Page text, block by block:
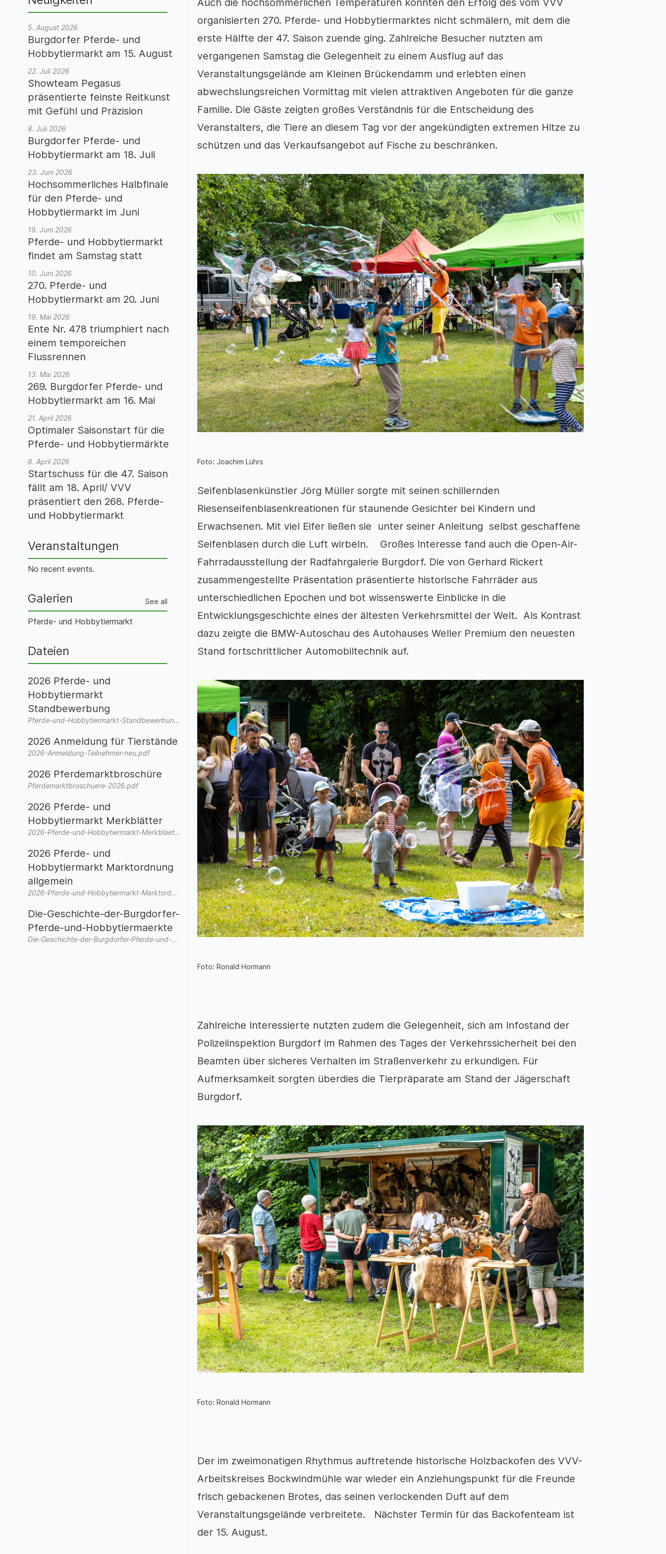
Auch die hochsommerlichen Temperaturen konnten den Erfolg des vom VVV
organisierten 270. Pferde- und Hobbytiermarktes nicht schmälern, mit dem die
erste Hälfte der 47. Saison zuende ging. Zahlreiche Besucher nutzten am
vergangenen Samstag die Gelegenheit zu einem Ausflug auf das
Veranstaltungsgelände am Kleinen Brückendamm und erlebten einen
abwechslungsreichen Vormittag mit vielen attraktiven Angeboten für die ganze
Familie. Die Gäste zeigten großes Verständnis für die Entscheidung des
Veranstalters, die Tiere an diesem Tag vor der angekündigten extremen Hitze zu
schützen und das Verkaufsangebot auf Fische zu beschränken.
Foto: Joachim Lührs
Seifenblasenkünstler Jörg Müller sorgte mit seinen schillernden
Riesenseifenblasenkreationen für staunende Gesichter bei Kindern und
Erwachsenen. Mit viel Eifer ließen sie unter seiner Anleitung selbst geschaffene
Seifenblasen durch die Luft wirbeln. Großes Interesse fand auch die Open-Air-
Fahrradausstellung der Radfahrgalerie Burgdorf. Die von Gerhard Rickert
zusammengestellte Präsentation präsentierte historische Fahrräder aus
unterschiedlichen Epochen und bot wissenswerte Einblicke in die
Entwicklungsgeschichte eines der ältesten Verkehrsmittel der Welt. Als Kontrast
dazu zeigte die BMW-Autoschau des Autohauses Weller Premium den neuesten
Stand fortschrittlicher Automobiltechnik auf.
Foto: Ronald Hormann
Zahlreiche Interessierte nutzten zudem die Gelegenheit, sich am Infostand der
Polizeiinspektion Burgdorf im Rahmen des Tages der Verkehrssicherheit bei den
Beamten über sicheres Verhalten im Straßenverkehr zu erkundigen. Für
Aufmerksamkeit sorgten überdies die Tierpräparate am Stand der Jägerschaft
Burgdorf.
Foto: Ronald Hormann
Der im zweimonatigen Rhythmus auftretende historische Holzbackofen des VVV-
Arbeitskreises Bockwindmühle war wieder ein Anziehungspunkt für die Freunde
frisch gebackenen Brotes, das seinen verlockenden Duft auf dem
Veranstaltungsgelände verbreitete. Nächster Termin für das Backofenteam ist
der 15. August.
5. August 2026
Burgdorfer Pferde- und
Hobbytiermarkt am 15. August
22. Juli 2026
Showteam Pegasus
präsentierte feinste Reitkunst
mit Gefühl und Präzision
8. Juli 2026
Burgdorfer Pferde- und
Hobbytiermarkt am 18. Juli
23. Juni 2026
Hochsommerliches Halbfinale
für den Pferde- und
Hobbytiermarkt im Juni
19. Juni 2026
Pferde- und Hobbytiermarkt
findet am Samstag statt
10. Juni 2026
270. Pferde- und
Hobbytiermarkt am 20. Juni
19. Mai 2026
Ente Nr. 478 triumphiert nach
einem temporeichen
Flussrennen
13. Mai 2026
269. Burgdorfer Pferde- und
Hobbytiermarkt am 16. Mai
21. April 2026
Optimaler Saisonstart für die
Pferde- und Hobbytiermärkte
8. April 2026
Startschuss für die 47. Saison
fällt am 18. April/ VVV
präsentiert den 268. Pferde-
und Hobbytiermarkt
Veranstaltungen
No recent events.
Galerien See all
Pferde- und Hobbytiermarkt
Dateien
2026 Pferde- und
Hobbytiermarkt
Standbewerbung
Pferde-und-Hobbytiermarkt-Standbewerbung-2026-neu.pdf
2026 Anmeldung für Tierstände
2026-Anmeldung-Teilnehmer-neu.pdf
2026 Pferdemarktbroschüre
Pferdemarktbroschuere-2026.pdf
2026 Pferde- und
Hobbytiermarkt Merkblätter
2026-Pferde-und-Hobbytiermarkt-Merkblaetter.pdf
2026 Pferde- und
Hobbytiermarkt Marktordnung
allgemein
2026-Pferde-und-Hobbytiermarkt-Marktordnung-allgemein.pdf
Die-Geschichte-der-Burgdorfer-
Pferde-und-Hobbytiermaerkte
Die-Geschichte-der-Burgdorfer-Pferde-und-Hobbytiermaerkte-3.pdf